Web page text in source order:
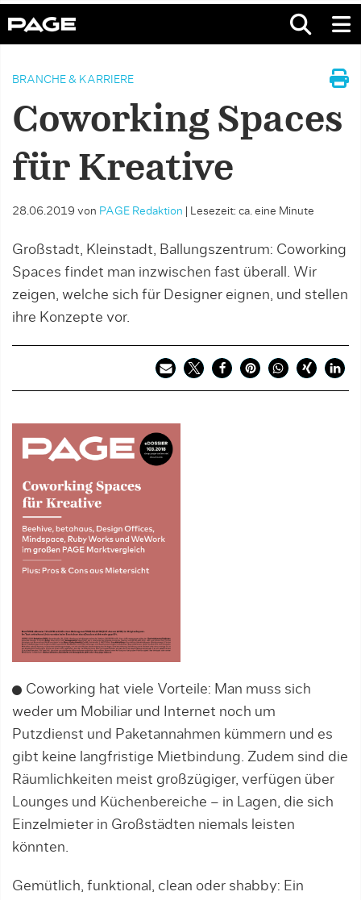
BRANCHE & KARRIERE
Coworking Spaces
für Kreative
28.06.2019 von PAGE Redaktion Lesezeit: ca. eine Minute
Großstadt, Kleinstadt, Ballungszentrum: Coworking
Spaces findet man inzwischen fast überall. Wir
zeigen, welche sich für Designer eignen, und stellen
ihre Konzepte vor.
Coworking hat viele Vorteile: Man muss sich
weder um Mobiliar und Internet noch um
Putzdienst und Paketannahmen kümmern und es
gibt keine langfristige Mietbindung. Zudem sind die
Räumlichkeiten meist großzügiger, verfügen über
Lounges und Küchenbereiche – in Lagen, die sich
Einzelmieter in Großstädten niemals leisten
könnten.
Gemütlich, funktional, clean oder shabby: Ein